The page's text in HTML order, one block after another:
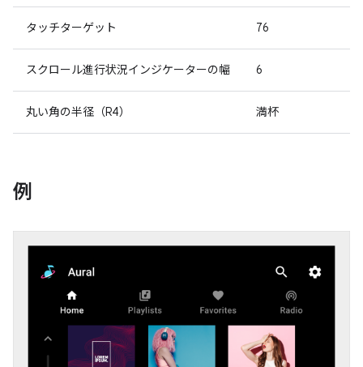
タッチターゲット 76
スクロール進行状況インジケーターの幅 6
丸い角の半径（R4） 満杯
例